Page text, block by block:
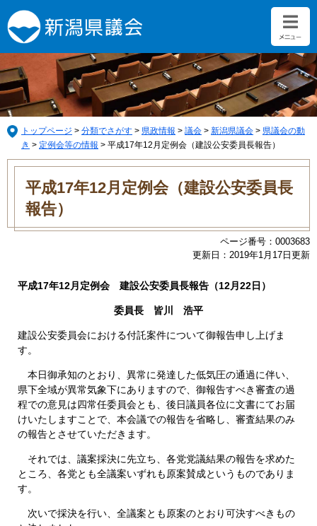
ー
ジ
の
先
頭
で
す。
ニ
ュ
ー
を
飛
ば
し
て
トップページ > 分類でさがす > 県政情報 > 議会 > 新潟県議会 > 県議会の動
き > 定例会等の情報 > 平成17年12月定例会（建設公安委員長報告）
本
平成17年12月定例会（建設公安委員長
報告）
ページ番号：0003683
更新日：2019年1月17日更新
平成17年12月定例会 建設公安委員長報告（12月22日）
委員長 皆川 浩平
建設公安委員会における付託案件について御報告申し上げま
す。
本日御承知のとおり、異常に発達した低気圧の通過に伴い、
県下全域が異常気象下にありますので、御報告すべき審査の過
程での意見は四常任委員会とも、後日議員各位に文書にてお届
けいたしますことで、本会議での報告を省略し、審査結果のみ
の報告とさせていただきます。
それでは、議案採決に先立ち、各党党議結果の報告を求めた
ところ、各党とも全議案いずれも原案賛成というものでありま
す。
次いで採決を行い、全議案とも原案のとおり可決すべきもの